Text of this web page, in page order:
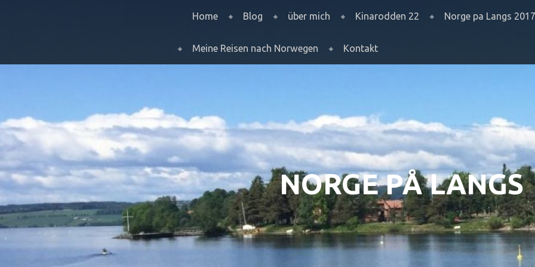
Home Blog über mich Kinarodden 22 Norge pa Langs 2017
Meine Reisen nach Norwegen Kontakt
NORGE PÅ LANGS